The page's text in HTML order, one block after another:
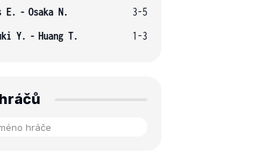
E. - Osaka N.
3-5
Y. - Huang T. 1-3